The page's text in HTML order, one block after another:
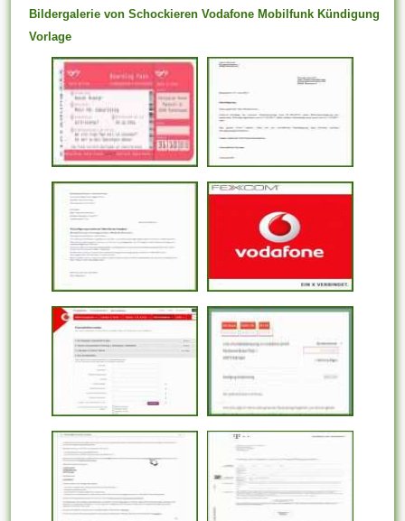
Bildergalerie von Schockieren Vodafone Mobilfunk Kündigung
Vorlage